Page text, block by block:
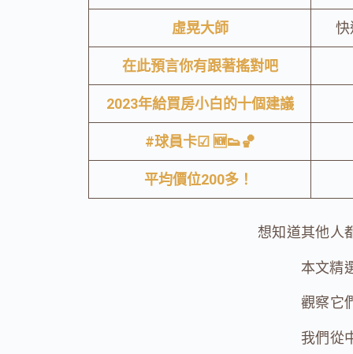
虛晃大師 快
在此預言你有跟著搖對吧
2023年給買房小白的十個建議
#球員卡☑︎ 🆕👟🏀
平均價位200多！
想知道其他人
本文精
觀察它
我們從